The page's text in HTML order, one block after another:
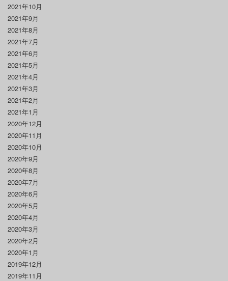
2021年10月
2021年9月
2021年8月
2021年7月
2021年6月
2021年5月
2021年4月
2021年3月
2021年2月
2021年1月
2020年12月
2020年11月
2020年10月
2020年9月
2020年8月
2020年7月
2020年6月
2020年5月
2020年4月
2020年3月
2020年2月
2020年1月
2019年12月
2019年11月